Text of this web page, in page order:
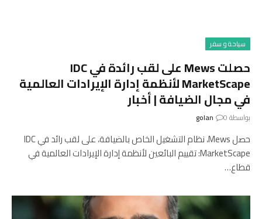
سياحة و سفر
حصلت Mews على لقب رائدة في IDC
MarketScape لأنظمة إدارة الإيرادات العالمية
في مجال الضيافة | أخبار
بواسطة golan 0
حصل Mews، نظام التشغيل الخاص بالضيافة، على لقب رائد في IDC
MarketScape: تقييم البائعين لأنظمة إدارة الإيرادات العالمية في
قطاع…